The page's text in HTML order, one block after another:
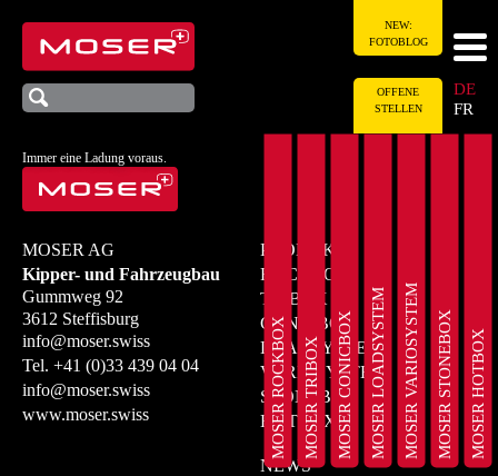
Immer eine Ladung voraus.
DE
FR
NEW:
FOTOBLOG
OFFENE
STELLEN
MOSER ROCKBOXMOSER TRIBOXMOSER CONICBOXMOSER LOADSYSTEMMOSER VARIOSYSTEMMOSER STONEBOXMOSER HOTBOX
MOSER AG
Kipper- und Fahrzeugbau
Gummweg 92
3612 Steffisburg
info@moser.swiss
Tel. +41 (0)33 439 04 04
info@moser.swiss
www.moser.swiss
PRODUKTE
ROCKBOX
TRIBOX
CONICBOX
LOADSYSTEM
VARIOSYSTEM
STONEBOX
HOTBOX
NEWS